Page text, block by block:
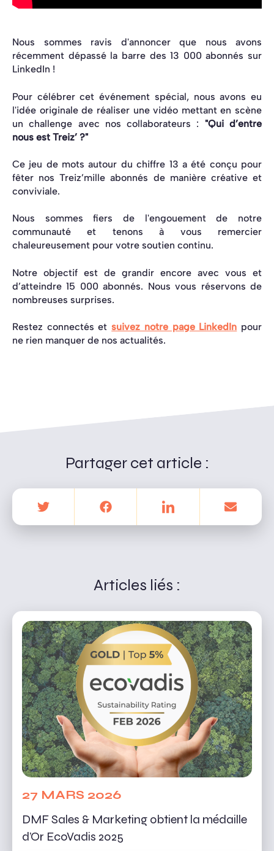
Nous sommes ravis d'annoncer que nous avons
récemment dépassé la barre des 13 000 abonnés sur
LinkedIn !
Pour célébrer cet événement spécial, nous avons eu
l'idée originale de réaliser une vidéo mettant en scène
un challenge avec nos collaborateurs : "Qui d’entre
nous est Treiz’ ?"
Ce jeu de mots autour du chiffre 13 a été conçu pour
fêter nos Treiz’mille abonnés de manière créative et
conviviale.
Nous sommes fiers de l'engouement de notre
communauté et tenons à vous remercier
chaleureusement pour votre soutien continu.
Notre objectif est de grandir encore avec vous et
d’atteindre 15 000 abonnés. Nous vous réservons de
nombreuses surprises.
Restez connectés etsuivez notre page LinkedIn pour
ne rien manquer de nos actualités.
Partager cet article :
Articles liés :
27 MARS 2026
DMF Sales & Marketing obtient la médaille
d’Or EcoVadis 2025